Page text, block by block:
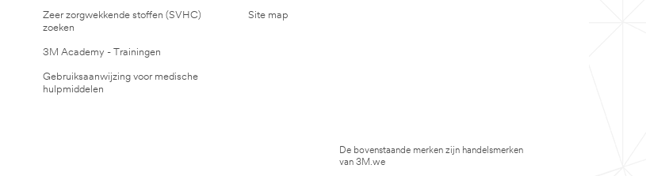
Zeer zorgwekkende stoffen (SVHC)
zoeken
3M Academy - Trainingen
Gebruiksaanwijzing voor medische
hulpmiddelen
Site map
De bovenstaande merken zijn handelsmerken
van 3M.we